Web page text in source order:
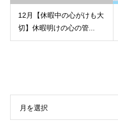
12月【休暇中の心がけも大
切】休暇明けの心の管...
月を選択